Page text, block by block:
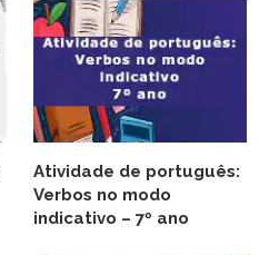
Atividade de português:
Verbos no modo
indicativo – 7º ano